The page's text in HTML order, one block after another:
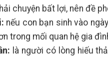
chuyện bất lợi, nên đề
nếu con bạn sinh vào
trong mối quan hệ gia
là người có lòng hiếu